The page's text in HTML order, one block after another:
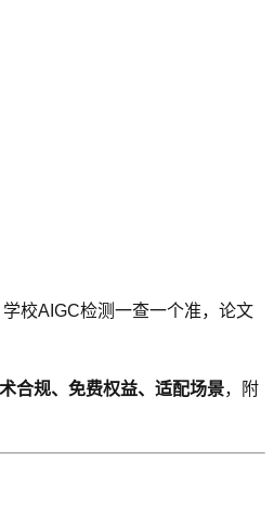
校AIGC检测一查一个准，论文
合规、免费权益、适配场景，附